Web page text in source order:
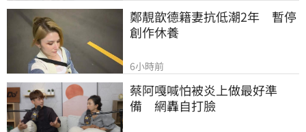
鄭靚歆德籍妻抗低潮2年　暫停
創作休養
6小時前
蔡阿嘎喊怕被炎上做最好準
備　網轟自打臉